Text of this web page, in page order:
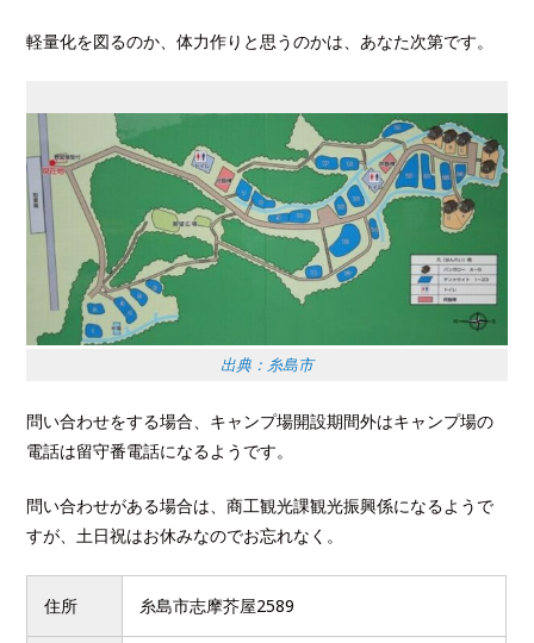
軽量化を図るのか、体力作りと思うのかは、あなた次第です。
出典：糸島市
問い合わせをする場合、キャンプ場開設期間外はキャンプ場の
電話は留守番電話になるようです。
問い合わせがある場合は、商工観光課観光振興係になるようで
すが、土日祝はお休みなのでお忘れなく。
住所 糸島市志摩芥屋2589